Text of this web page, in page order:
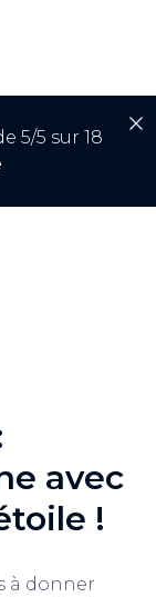
5/5 sur 18
avec
!
à donner